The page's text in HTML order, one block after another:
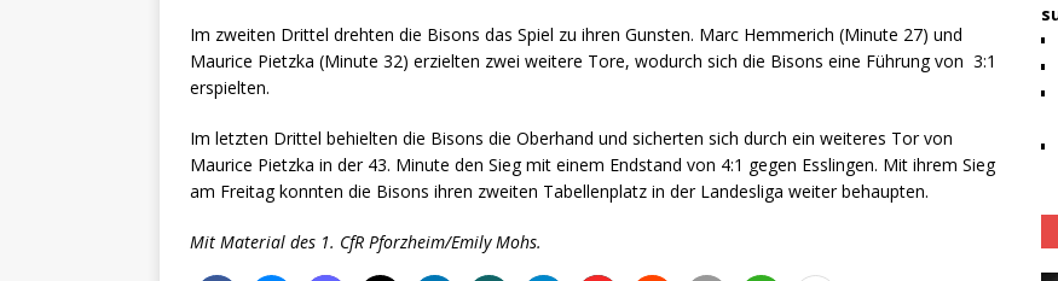
Im zweiten Drittel drehten die Bisons das Spiel zu ihren Gunsten. Marc Hemmerich (Minute 27) und
Maurice Pietzka (Minute 32) erzielten zwei weitere Tore, wodurch sich die Bisons eine Führung von 3:1
erspielten.
Im letzten Drittel behielten die Bisons die Oberhand und sicherten sich durch ein weiteres Tor von
Maurice Pietzka in der 43. Minute den Sieg mit einem Endstand von 4:1 gegen Esslingen. Mit ihrem Sieg
am Freitag konnten die Bisons ihren zweiten Tabellenplatz in der Landesliga weiter behaupten.
Mit Material des 1. CfR Pforzheim/Emily Mohs.